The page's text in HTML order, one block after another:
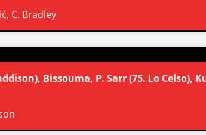
C. Bradley
Bissouma, P. Sarr (75. Lo Celso),